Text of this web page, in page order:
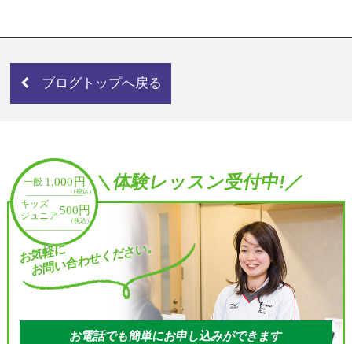
ブログトップへ戻る
＼体験レッスン受付中!／
お気軽に
お問い合わせください。
お電話でも簡単にお申し込みができます